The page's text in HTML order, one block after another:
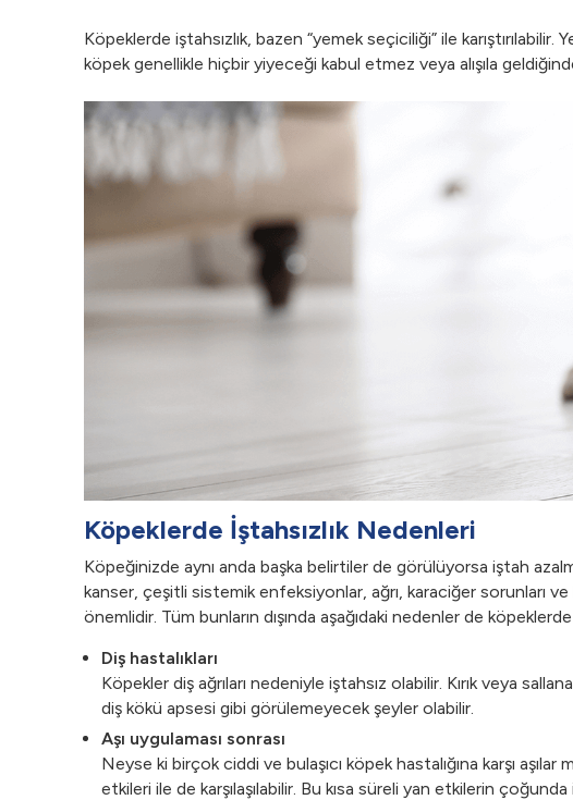
Köpeklerde iştahsızlık, bazen “yemek seçiciliği” ile
köpek genellikle hiçbir yiyeceği kabul etmez veya alışıla
Köpeklerde İştahsızlık Nedenleri
Köpeğinizde aynı anda başka belirtiler de görülüyorsa iştah
kanser, çeşitli sistemik enfeksiyonlar, ağrı, karaciğer sorunları
önemlidir. Tüm bunların dışında aşağıdaki nedenler de
Diş hastalıkları
Köpekler diş ağrıları nedeniyle iştahsız olabilir. Kırık veya
diş kökü apsesi gibi görülemeyecek şeyler olabilir.
Aşı uygulaması sonrası
Neyse ki birçok ciddi ve bulaşıcı köpek hastalığına karşı
etkileri ile de karşılaşılabilir. Bu kısa süreli yan etkilerin